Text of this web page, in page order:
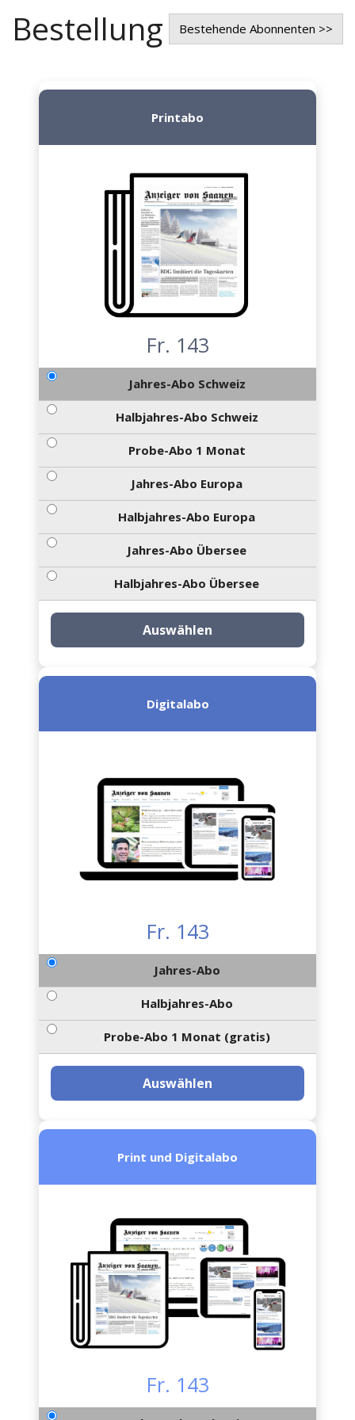
Bestellung Bestehende Abonnenten >>
Printabo
Fr. 143
Jahres-Abo Schweiz
Halbjahres-Abo Schweiz
Probe-Abo 1 Monat
Jahres-Abo Europa
Halbjahres-Abo Europa
Jahres-Abo Übersee
Halbjahres-Abo Übersee
Auswählen
Digitalabo
Fr. 143
Jahres-Abo
Halbjahres-Abo
Probe-Abo 1 Monat (gratis)
Auswählen
Print und Digitalabo
Fr. 143